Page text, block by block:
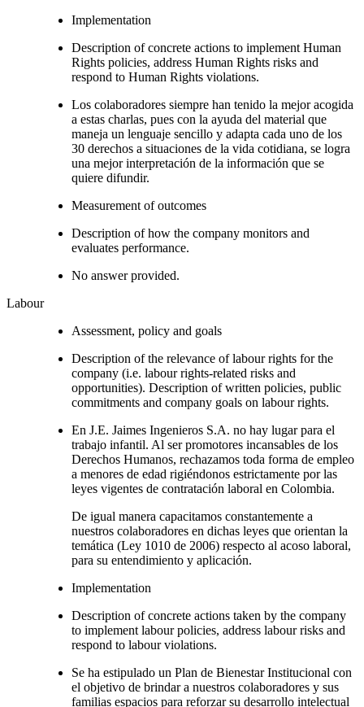
Implementation
Description of concrete actions to implement Human
Rights policies, address Human Rights risks and
respond to Human Rights violations.
Los colaboradores siempre han tenido la mejor acogida
a estas charlas, pues con la ayuda del material que
maneja un lenguaje sencillo y adapta cada uno de los
30 derechos a situaciones de la vida cotidiana, se logra
una mejor interpretación de la información que se
quiere difundir.
Measurement of outcomes
Description of how the company monitors and
evaluates performance.
No answer provided.
Labour
Assessment, policy and goals
Description of the relevance of labour rights for the
company (i.e. labour rights-related risks and
opportunities). Description of written policies, public
commitments and company goals on labour rights.
En J.E. Jaimes Ingenieros S.A. no hay lugar para el
trabajo infantil. Al ser promotores incansables de los
Derechos Humanos, rechazamos toda forma de empleo
a menores de edad rigiéndonos estrictamente por las
leyes vigentes de contratación laboral en Colombia.
De igual manera capacitamos constantemente a
nuestros colaboradores en dichas leyes que orientan la
temática (Ley 1010 de 2006) respecto al acoso laboral,
para su entendimiento y aplicación.
Implementation
Description of concrete actions taken by the company
to implement labour policies, address labour risks and
respond to labour violations.
Se ha estipulado un Plan de Bienestar Institucional con
el objetivo de brindar a nuestros colaboradores y sus
familias espacios para reforzar su desarrollo intelectual